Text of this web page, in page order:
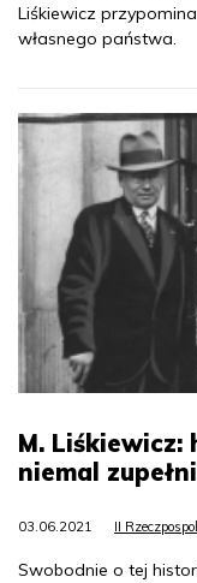
Liśkiewicz
własnego państwa.
M. Liśkiewicz:
niemal
03.06.2021 II
Swobodnie o tej